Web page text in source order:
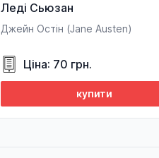
Леді Сьюзан
Джейн Остін (Jane Austen)
Ціна: 70 грн.
купити